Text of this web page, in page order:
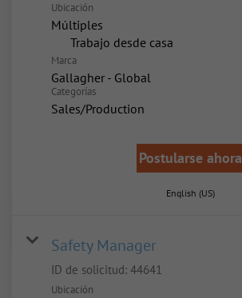
Ubicación
Múltiples
inicio
Trabajo desde casa
Marca
Gallagher - Global
Categorías
Sales/Production
Postularse ahora
English (US)
Safety Manager
ID de solicitud: 44641
Ubicación